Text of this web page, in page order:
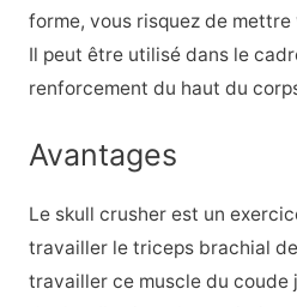
forme, vous risquez de
Il peut être utilisé dans le
renforcement du haut du
Avantages
Le skull crusher est un
travailler le triceps brachial
travailler ce muscle du coude